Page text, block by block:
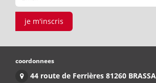
je m'inscris
coordonnees
44 route de Ferrières 81260